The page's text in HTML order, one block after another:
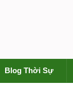
Blog Thời Sự